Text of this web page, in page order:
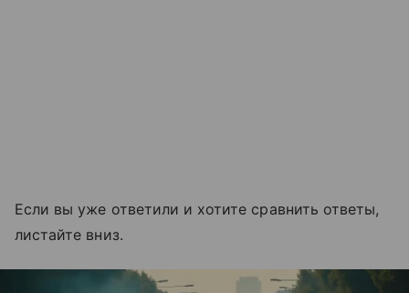
Если вы уже ответили и хотите сравнить ответы,
листайте вниз.